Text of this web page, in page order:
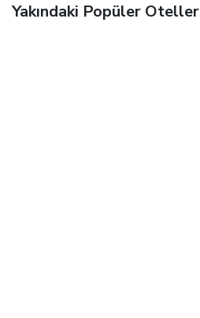
Yakındaki Popüler Oteller